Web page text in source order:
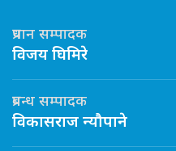
प्रधान सम्पादक
विजय घिमिरे
प्रबन्ध सम्पादक
विकासराज न्यौपाने